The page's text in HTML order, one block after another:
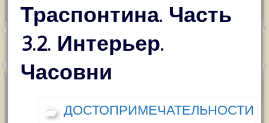
Траспонтина. Часть
3.2. Интерьер.
Часовни
ДОСТОПРИМЕЧАТЕЛЬНОСТИ